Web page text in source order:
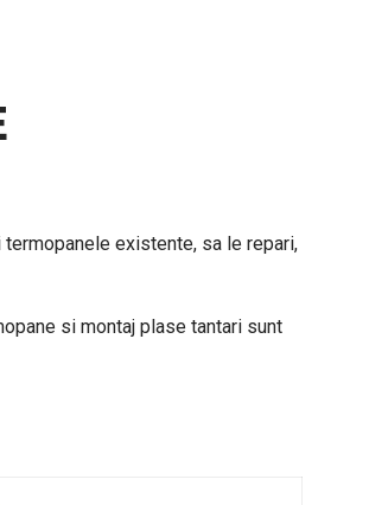
existente, sa le repari,
si montaj plase tantari sunt